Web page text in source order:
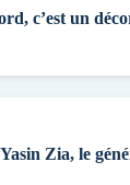
c’est un
Zia, le